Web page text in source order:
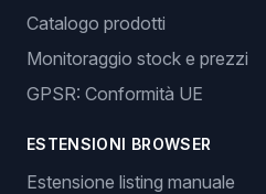
Catalogo prodotti
Monitoraggio stock e prezzi
GPSR: Conformità UE
ESTENSIONI BROWSER
Estensione listing manuale